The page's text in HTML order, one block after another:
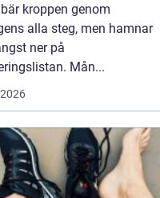
kroppen genom
alla steg, men hamnar
ner på
Mån...